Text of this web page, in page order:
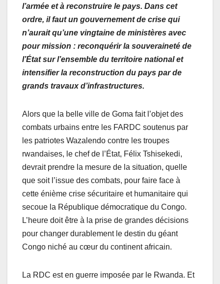
l’armée et à reconstruire le pays. Dans cet
ordre, il faut un gouvernement de crise qui
n’aurait qu’une vingtaine de ministères avec
pour mission : reconquérir la souveraineté de
l’État sur l’ensemble du territoire national et
intensifier la reconstruction du pays par de
grands travaux d’infrastructures.
Alors que la belle ville de Goma fait l’objet des
combats urbains entre les FARDC soutenus par
les patriotes Wazalendo contre les troupes
rwandaises, le chef de l’État, Félix Tshisekedi,
devrait prendre la mesure de la situation, quelle
que soit l’issue des combats, pour faire face à
cette énième crise sécuritaire et humanitaire qui
secoue la République démocratique du Congo.
L’heure doit être à la prise de grandes décisions
pour changer durablement le destin du géant
Congo niché au cœur du continent africain.
La RDC est en guerre imposée par le Rwanda. Et